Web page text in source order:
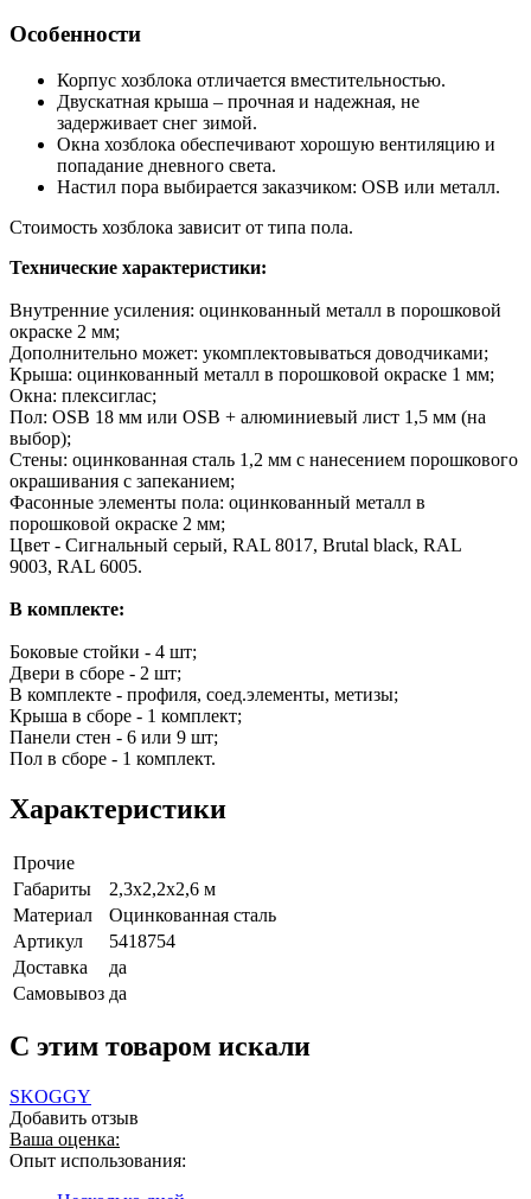
Особенности
Корпус хозблока отличается вместительностью.
Двускатная крыша – прочная и надежная, не
задерживает снег зимой.
Окна хозблока обеспечивают хорошую вентиляцию и
попадание дневного света.
Настил пора выбирается заказчиком: OSB или металл.
Стоимость хозблока зависит от типа пола.
Технические характеристики:
Внутренние усиления: оцинкованный металл в порошковой
окраске 2 мм;
Дополнительно может: укомплектовываться доводчиками;
Крыша: оцинкованный металл в порошковой окраске 1 мм;
Окна: плексиглас;
Пол: OSB 18 мм или OSB + алюминиевый лист 1,5 мм (на
выбор);
Стены: оцинкованная сталь 1,2 мм с нанесением порошкового
окрашивания с запеканием;
Фасонные элементы пола: оцинкованный металл в
порошковой окраске 2 мм;
Цвет - Сигнальный серый, RAL 8017, Brutal black, RAL
9003, RAL 6005.
В комплекте:
Боковые стойки - 4 шт;
Двери в сборе - 2 шт;
В комплекте - профиля, соед.элементы, метизы;
Крыша в сборе - 1 комплект;
Панели стен - 6 или 9 шт;
Пол в сборе - 1 комплект.
Характеристики
Прочие
Габариты
2,3х2,2х2,6 м
Материал
Оцинкованная сталь
Артикул
5418754
Доставка
да
Самовывоз да
C этим товаром искали
SKOGGY
Добавить отзыв
Ваша оценка:
Опыт использования: